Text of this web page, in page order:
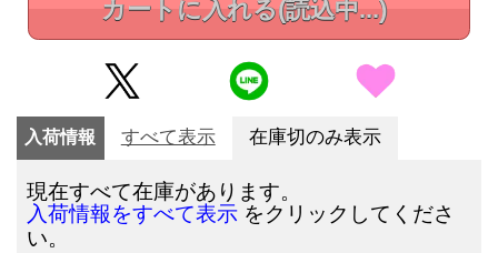
カートに入れる(読込中...)
入荷情報 すべて表示 在庫切のみ表示
現在すべて在庫があります。
入荷情報をすべて表示 をクリックしてくださ
い。